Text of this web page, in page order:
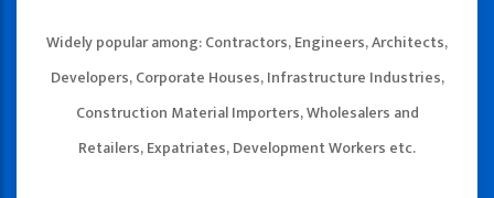
Widely popular among: Contractors, Engineers, Architects,
Developers, Corporate Houses, Infrastructure Industries,
Construction Material Importers, Wholesalers and
Retailers, Expatriates, Development Workers etc.